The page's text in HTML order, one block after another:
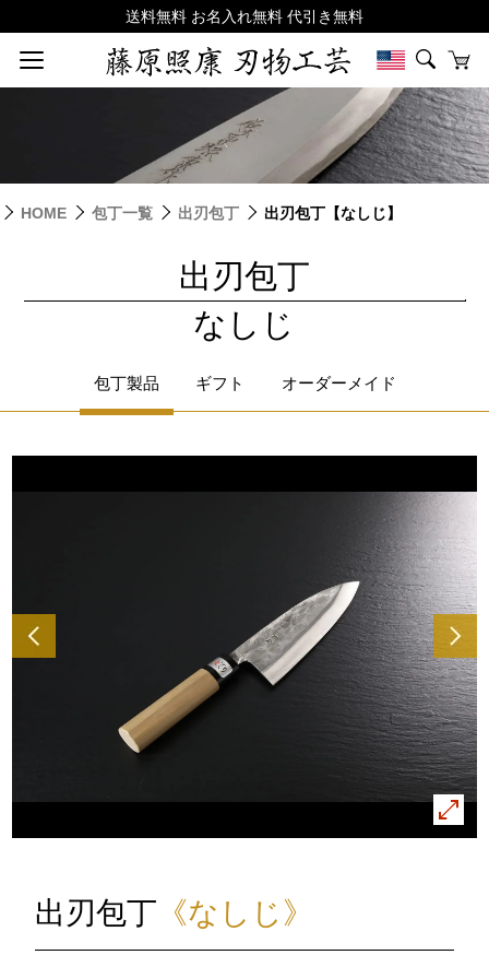
HOME 包丁一覧 出刃包丁 出刃包丁【なしじ】
出刃包丁
なしじ
包丁製品 ギフト オーダーメイド
出刃包丁 《なしじ》